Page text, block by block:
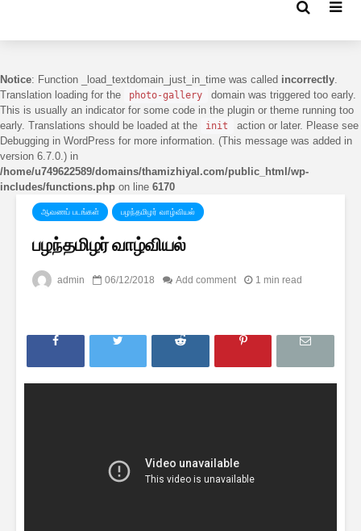
Notice: Function _load_textdomain_just_in_time was called incorrectly.
Translation loading for the
photo-gallery
domain was triggered too early.
This is usually an indicator for some code in the plugin or theme running too
early. Translations should be loaded at the
init
action or later. Please see
Debugging in WordPress for more information. (This message was added in
version 6.7.0.) in
/home/u749622589/domains/thamizhiyal.com/public_html/wp-
includes/functions.php on line 6170
ஆவணப் படங்கள் பழந்தமிழர் வாழ்வியல்
பழந்தமிழர் வாழ்வியல்
admin 06/12/2018 Add comment 1 min read